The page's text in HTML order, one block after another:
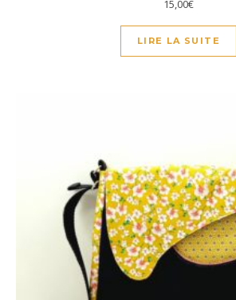
15,00€
LIRE LA SUITE